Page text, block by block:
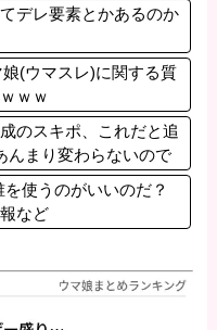
デレ要素とかあるのか
娘(ウマスレ)に関する質
ｗｗ
のスキポ、これだと追
んまり変わらないので
を使うのがいいのだ？
など